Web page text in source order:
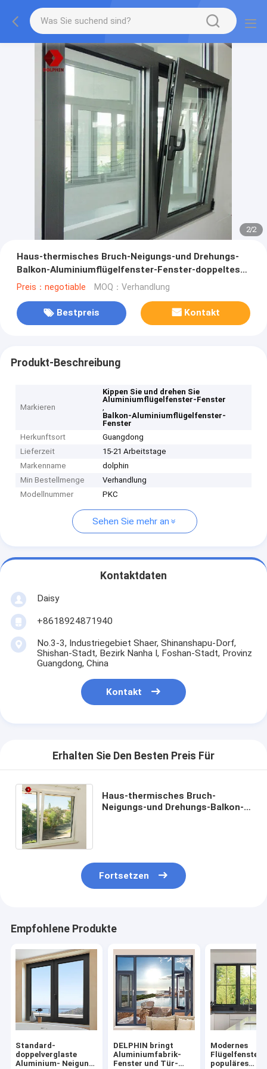
2/2
Haus-thermisches Bruch-Neigungs-und Drehungs-
Balkon-Aluminiumflügelfenster-Fenster-doppeltes
Glas
Preis：negotiable MOQ：Verhandlung
Bestpreis Kontakt
Produkt-Beschreibung
Markieren
Kippen Sie und drehen Sie
Aluminiumflügelfenster-Fenster
,
Balkon-Aluminiumflügelfenster-
Fenster
Herkunftsort
Guangdong
Lieferzeit
15-21 Arbeitstage
Markenname
dolphin
Min Bestellmenge
Verhandlung
Modellnummer
PKC
Sehen Sie mehr an
Kontaktdaten
Daisy
+8618924871940
No.3-3, Industriegebiet Shaer, Shinanshapu-Dorf,
Shishan-Stadt, Bezirk Nanha I, Foshan-Stadt, Provinz
Guangdong, China
Kontakt
Erhalten Sie Den Besten Preis Für
Haus-thermisches Bruch-
Neigungs-und Drehungs-Balkon-
Fortsetzen
Empfohlene Produkte
Standard-
doppelverglaste
Aluminium- Neigung
DELPHIN bringt
Aluminiumfabrik-
Fenster und Tür-
Modernes
populäres